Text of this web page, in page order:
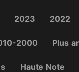
2023 2022
2000 Plus
Haute Note